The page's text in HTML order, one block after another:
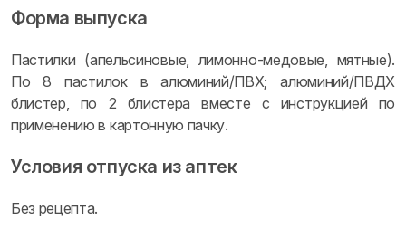
Форма выпуска
Пастилки (апельсиновые, лимонно-медовые, мятные).
По 8 пастилок в алюминий/ПВХ; алюминий/ПВДХ
блистер, по 2 блистера вместе с инструкцией по
применению в картонную пачку.
Условия отпуска из аптек
Без рецепта.